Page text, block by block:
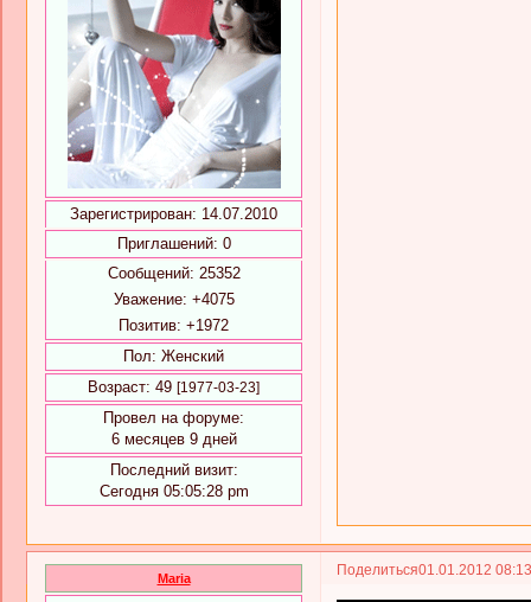
Зарегистрирован: 14.07.2010
Приглашений: 0
Сообщений: 25352
Уважение: +4075
Позитив: +1972
Пол: Женский
Возраст: 49 [1977-03-23]
Провел на форуме:
6 месяцев 9 дней
Последний визит:
Сегодня 05:05:28 pm
Поделиться01.01.2012
Maria